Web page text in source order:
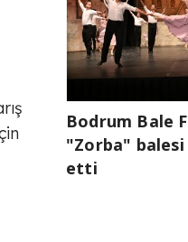
Bodrum Bale
"Zorba"
etti